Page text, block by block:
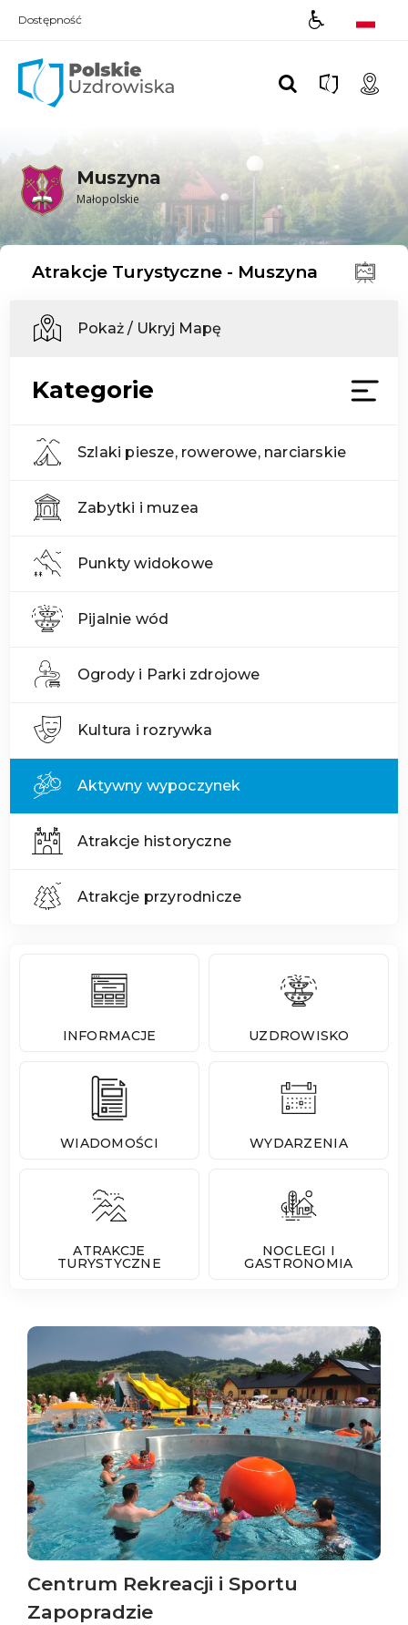
Dostępność
Muszyna
Małopolskie
Atrakcje Turystyczne - Muszyna
Pokaż / Ukryj Mapę
Kategorie
Szlaki piesze, rowerowe, narciarskie
Zabytki i muzea
Punkty widokowe
Pijalnie wód
Ogrody i Parki zdrojowe
Kultura i rozrywka
Aktywny wypoczynek
Atrakcje historyczne
Atrakcje przyrodnicze
INFORMACJE UZDROWISKO
WIADOMOŚCI WYDARZENIA
ATRAKCJE
TURYSTYCZNE
NOCLEGI I
GASTRONOMIA
Centrum Rekreacji i Sportu
Zapopradzie